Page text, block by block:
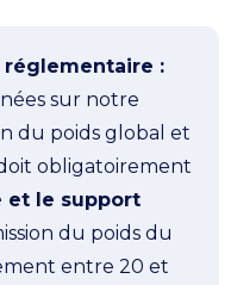
:
sur notre
du poids global et
obligatoirement
et le support
du poids du
entre 20 et